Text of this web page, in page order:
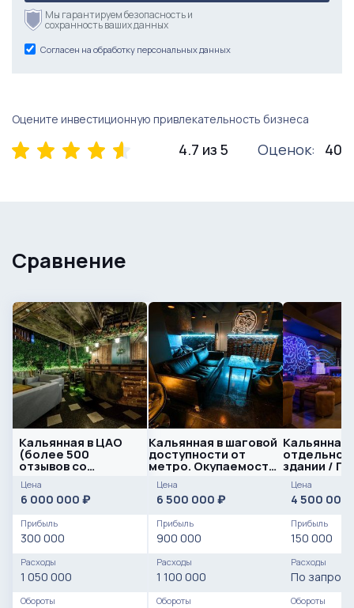
Мы гарантируем безопасность и
сохранность ваших данных
Согласен на обработку персональных данных
Оцените инвестиционную привлекательность бизнеса
4.7 из 5 Оценок: 40
Сравнение
Кальянная в ЦАО
(более 500
отзывов со
средней оценкой
4.8*)
Цена
6 000 000 ₽
Прибыль
300 000
Расходы
1 050 000
Обороты
Кальянная в шаговой
доступности от
метро. Окупаемость
8 месяцев.
Цена
6 500 000 ₽
Прибыль
900 000
Расходы
1 100 000
Обороты
Кальянная
отдельно
здании /
клиенты
Цена
4 500 000
Прибыль
150 000
Расходы
По запросу
Обороты